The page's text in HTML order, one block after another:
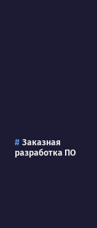
Заказная
разработка ПО